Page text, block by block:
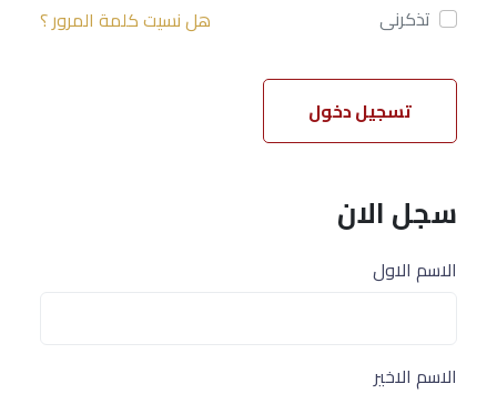
تذكرنى هل نسيت كلمة المرور ؟
تسجيل دخول
سجل الان
الاسم الاول
الاسم الاخير